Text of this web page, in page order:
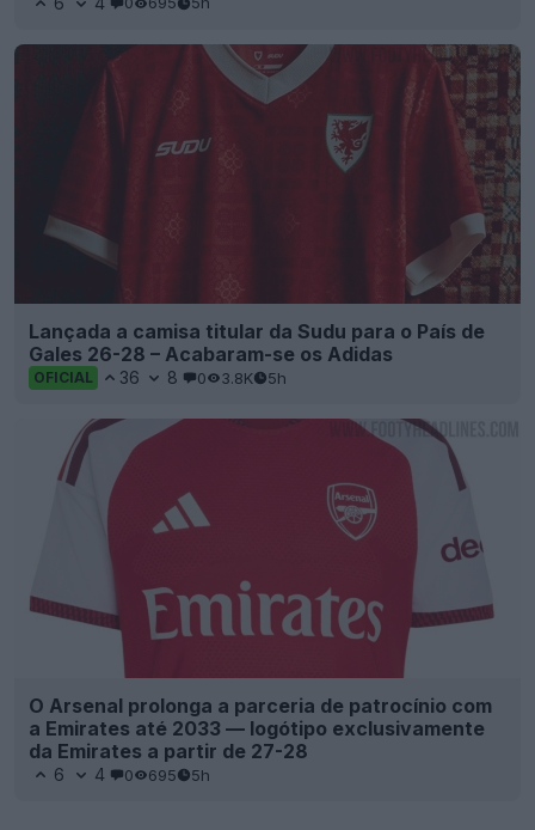
Lançada a camisa titular da Sudu para o País de
Gales 26-28 – Acabaram-se os Adidas
OFICIAL 36 8 0 3.8K 5h
O Arsenal prolonga a parceria de patrocínio com
a Emirates até 2033 — logótipo exclusivamente
da Emirates a partir de 27-28
6 4 0 695 5h